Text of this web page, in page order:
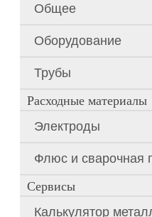
Общее
Оборудование
Трубы
Расходные материалы
Электроды
Флюс и сварочная
Сервисы
Калькулятор